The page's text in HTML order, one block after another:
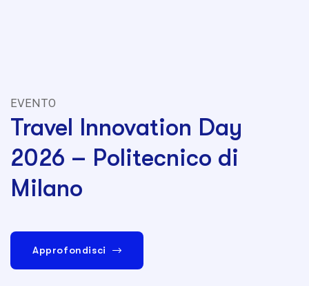
EVENTO
Travel Innovation Day
2026 – Politecnico di
Milano
Approfondisci